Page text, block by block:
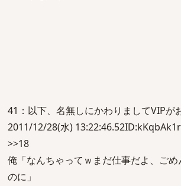
41：以下、名無しにかわりましてVIPが
2011/12/28(水)
>>18
俺「なんちゃってｗまだ仕事だよ、ご
のに」